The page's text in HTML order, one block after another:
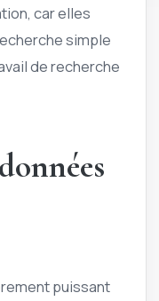
car elles
simple
de recherche
puissant